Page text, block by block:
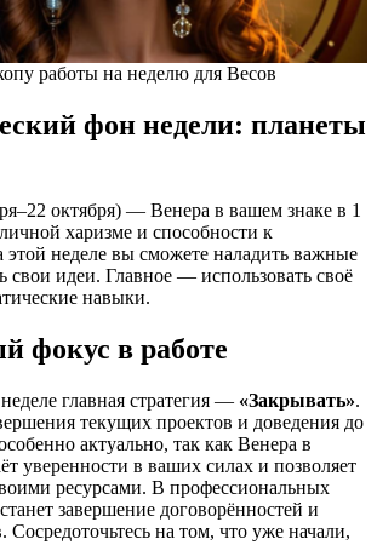
работы на неделю для Весов
фон недели: планеты
октября) — Венера в вашем знаке в 1
харизме и способности к
этой неделе вы сможете наладить важные
свои идеи. Главное — использовать своё
навыки.
фокус в работе
главная стратегия — «Закрывать».
текущих проектов и доведения до
актуально, так как Венера в
уверенности в ваших силах и позволяет
ресурсами. В профессиональных
завершение договорённостей и
Сосредоточьтесь на том, что уже начали,